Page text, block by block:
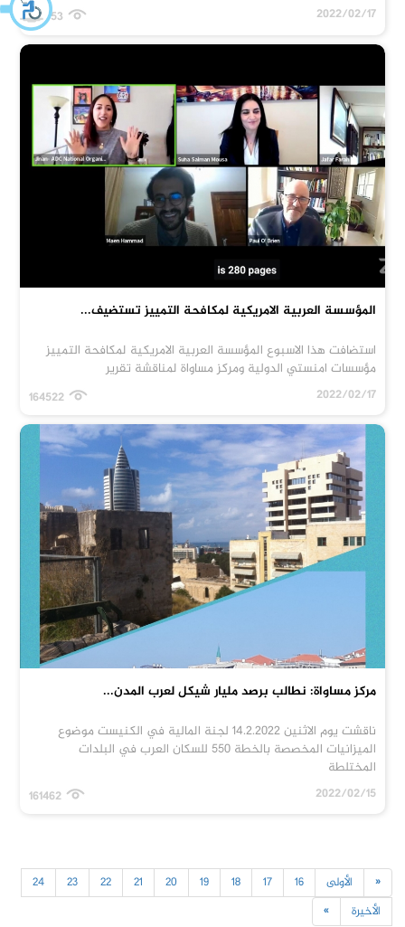
2022/02/17
المؤسسة العربية الامريكية لمكافحة التمييز تستضيف...
استضافت هذا الاسبوع المؤسسة العربية الامريكية لمكافحة التمييز
مؤسسات امنستي الدولية ومركز مساواة لمناقشة تقرير
2022/02/17
مركز مساواة: نطالب برصد مليار شيكل لعرب المدن...
ناقشت يوم الاثنين 14.2.2022 لجنة المالية في الكنيست موضوع
الميزانيات المخصصة بالخطة 550 للسكان العرب في البلدات
المختلطة
2022/02/15
« الأولى 16
17
18
19
20
21
22
23
24
الأخيرة
»